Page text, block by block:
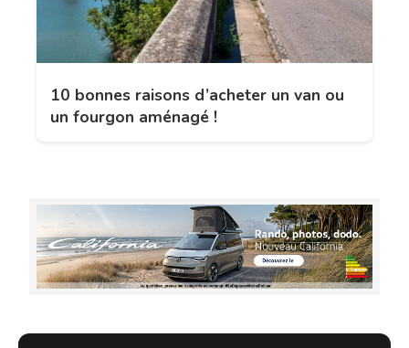
10 bonnes raisons d’acheter un van ou
un fourgon aménagé !